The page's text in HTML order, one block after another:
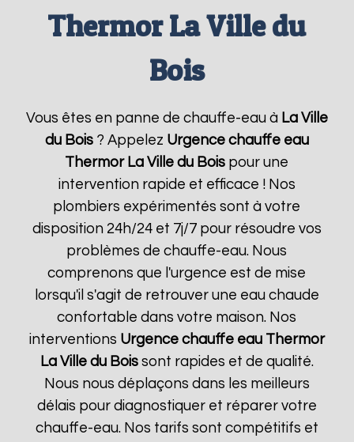
Thermor La Ville du
Bois
Vous êtes en panne de chauffe-eau à La Ville
du Bois? Appelez Urgence chauffe eau
Thermor La Ville du Bois pour une
intervention rapide et efficace ! Nos
plombiers expérimentés sont à votre
disposition 24h/24 et 7j/7 pour résoudre vos
problèmes de chauffe-eau. Nous
comprenons que l'urgence est de mise
lorsqu'il s'agit de retrouver une eau chaude
confortable dans votre maison. Nos
interventions Urgence chauffe eau Thermor
La Ville du Boissont rapides et de qualité.
Nous nous déplaçons dans les meilleurs
délais pour diagnostiquer et réparer votre
chauffe-eau. Nos tarifs sont compétitifs et